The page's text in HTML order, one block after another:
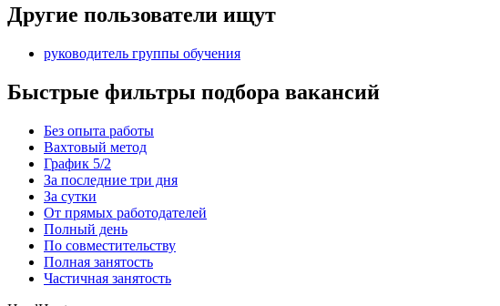
Другие пользователи ищут
руководитель группы обучения
Быстрые фильтры подбора вакансий
Без опыта работы
Вахтовый метод
График 5/2
За последние три дня
За сутки
От прямых работодателей
Полный день
По совместительству
Полная занятость
Частичная занятость